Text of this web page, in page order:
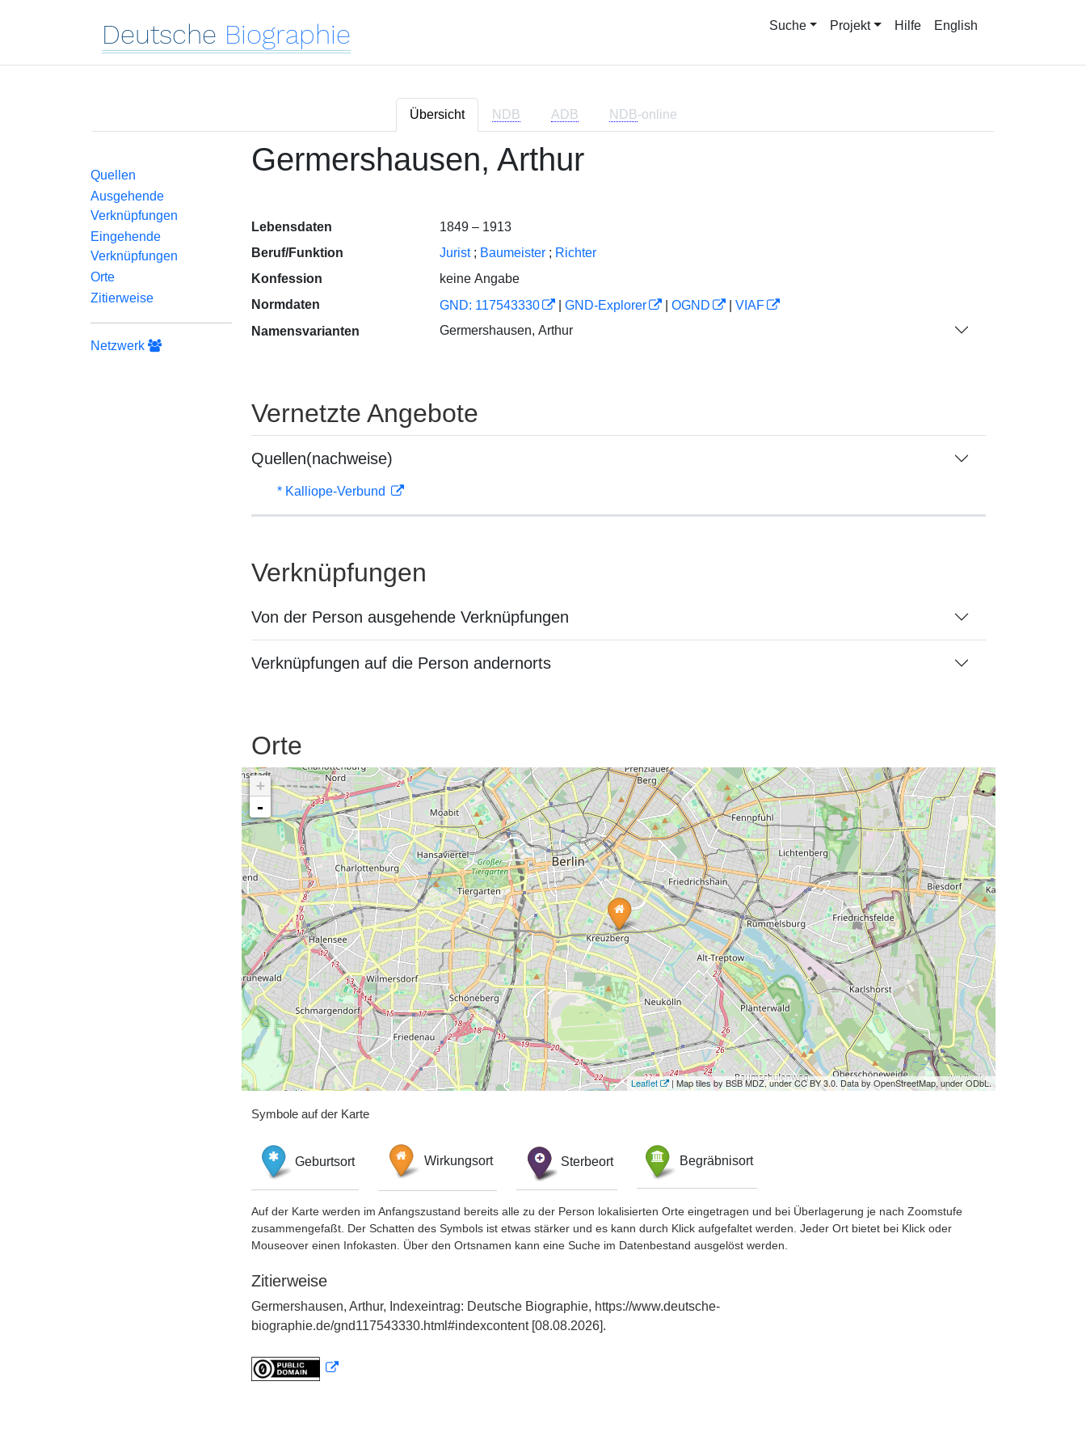
Deutsche Biographie Suche Projekt Hilfe English
Übersicht NDB ADB NDB-online
Quellen
Ausgehende
Verknüpfungen
Eingehende
Verknüpfungen
Orte
Zitierweise
Netzwerk
Germershausen, Arthur
Lebensdaten
1849 – 1913
Beruf/Funktion
Jurist ; Baumeister ; Richter
Konfession
keine Angabe
Normdaten
GND: 117543330 GND-Explorer OGND
VIAF
Namensvarianten
Germershausen, Arthur
Vernetzte Angebote
Quellen(nachweise)
* Kalliope-Verbund
Verknüpfungen
Von der Person ausgehende Verknüpfungen
Verknüpfungen auf die Person andernorts
Orte
+
-
Leaflet | Map tiles by BSB MDZ, under CC BY 3.0. Data by OpenStreetMap, under ODbL.
Symbole auf der Karte
Geburtsort Wirkungsort Sterbeort Begräbnisort
Auf der Karte werden im Anfangszustand bereits alle zu der Person lokalisierten Orte eingetragen und bei Überlagerung je nach Zoomstufe
zusammengefaßt. Der Schatten des Symbols ist etwas stärker und es kann durch Klick aufgefaltet werden. Jeder Ort bietet bei Klick oder
Mouseover einen Infokasten. Über den Ortsnamen kann eine Suche im Datenbestand ausgelöst werden.
Zitierweise
Germershausen, Arthur, Indexeintrag: Deutsche Biographie, https://www.deutsche-
biographie.de/gnd117543330.html#indexcontent [08.08.2026].